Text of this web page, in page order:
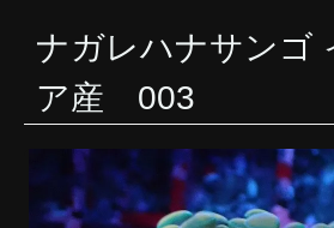
ナガレハナサンゴ
ア産 003